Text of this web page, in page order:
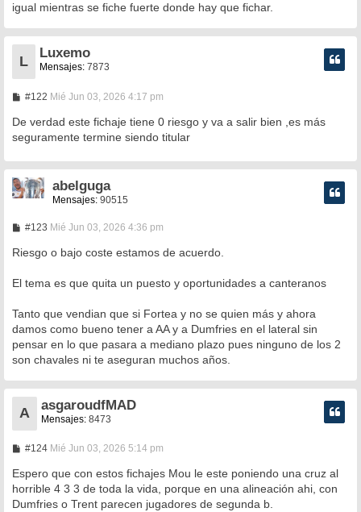
igual mientras se fiche fuerte donde hay que fichar.
L
Luxemo
Mensajes: 7873
#122M
n
s
a
e
Mié Jun 03, 2026 4:17 pm
De verdad este fichaje tiene 0 riesgo y va a salir bien ,es más
seguramente termine siendo titular
abelguga
Mensajes: 90515
#123M
n
j
Mié Jun 03, 2026 4:36 pm
Riesgo o bajo coste estamos de acuerdo.
El tema es que quita un puesto y oportunidades a canteranos
Tanto que vendian que si Fortea y no se quien más y ahora
damos como bueno tener a AA y a Dumfries en el lateral sin
pensar en lo que pasara a mediano plazo pues ninguno de los 2
son chavales ni te aseguran muchos años.
A
asgaroudfMAD
Mensajes: 8473
#124M
n
a
j
Mié Jun 03, 2026 5:14 pm
Espero que con estos fichajes Mou le este poniendo una cruz al
horrible 4 3 3 de toda la vida, porque en una alineación ahi, con
Dumfries o Trent parecen jugadores de segunda b.